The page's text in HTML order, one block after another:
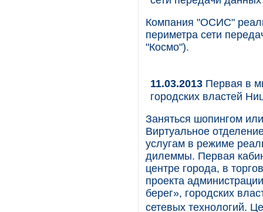
Компания "ОСИС"
периметра сети
"Космо").
11.03.2013 Первая в
городских властей
Заняться шопингом
Виртуальное
услугам в режиме
дилеммы. Первая
центре города, в
проекта
берег», городских
сетевых технологий.